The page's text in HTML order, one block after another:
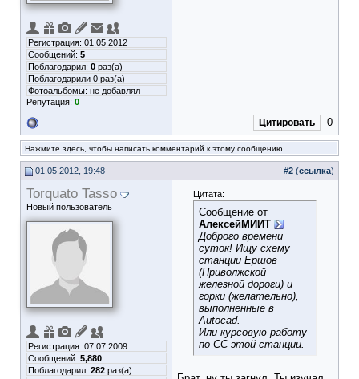
Регистрация: 01.05.2012
Сообщений: 5
Поблагодарил: 0 раз(а)
Поблагодарили 0 раз(а)
Фотоальбомы: не добавлял
Репутация: 0
Цитировать 0
Нажмите здесь, чтобы написать комментарий к этому сообщению
01.05.2012, 19:48 #2 (ссылка)
Torquato Tasso
Новый пользователь
Регистрация: 07.07.2009
Сообщений: 5,880
Поблагодарил: 282 раз(а)
Цитата:
Сообщение от
АлексейМИИТ
Доброго времени
суток! Ищу схему
станции Ершов
(Приволжской
железной дороги) и
горки (желательно),
выполненные в
Autocad.
Или курсовую работу
по СС этой станции.